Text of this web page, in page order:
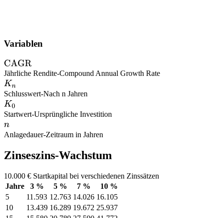
Variablen
\text{CAGR}
CAGR
Jährliche Rendite-Compound Annual Growth Rate
K_n
Kn
Schlusswert-Nach n Jahren
K_0
K0
Startwert-Ursprüngliche Investition
n
n
Anlagedauer-Zeitraum in Jahren
Zinseszins-Wachstum
10.000 € Startkapital bei verschiedenen Zinssätzen
Jahre
3 % 5 % 7 %
10 %
5
11.593 12.763 14.026 16.105
10
13.439 16.289 19.672 25.937